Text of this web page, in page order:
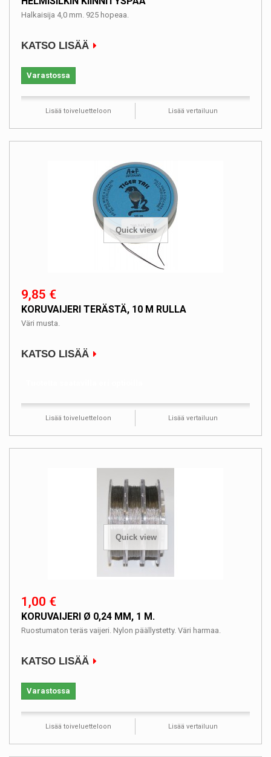
Halkaisija 4,0 mm. 925 hopeaa.
KATSO LISÄÄ
Varastossa
Lisää toiveluetteloon Lisää vertailuun
Quick view
9,85 €
KORUVAIJERI TERÄSTÄ, 10 M RULLA
Väri musta.
KATSO LISÄÄ
Lisää toiveluetteloon Lisää vertailuun
Quick view
1,00 €
KORUVAIJERI Ø 0,24 MM, 1 M.
Ruostumaton teräs vaijeri. Nylon päällystetty. Väri harmaa.
KATSO LISÄÄ
Varastossa
Lisää toiveluetteloon Lisää vertailuun